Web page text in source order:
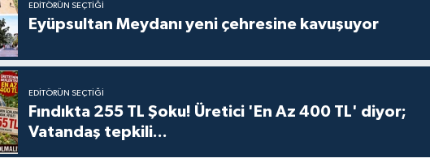
EDITÖRÜN SEÇTIĞI
Eyüpsultan Meydanı yeni çehresine kavuşuyor
EDITÖRÜN SEÇTIĞI
Fındıkta 255 TL Şoku! Üretici 'En Az 400 TL' diyor;
Vatandaş tepkili...